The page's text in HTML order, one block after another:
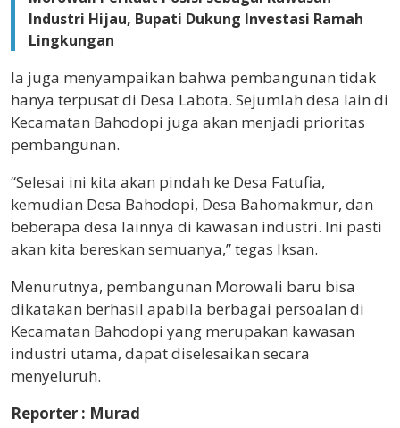
Industri Hijau, Bupati Dukung Investasi Ramah
Lingkungan
Ia juga menyampaikan bahwa pembangunan tidak
hanya terpusat di Desa Labota. Sejumlah desa lain di
Kecamatan Bahodopi juga akan menjadi prioritas
pembangunan.
“Selesai ini kita akan pindah ke Desa Fatufia,
kemudian Desa Bahodopi, Desa Bahomakmur, dan
beberapa desa lainnya di kawasan industri. Ini pasti
akan kita bereskan semuanya,” tegas Iksan.
Menurutnya, pembangunan Morowali baru bisa
dikatakan berhasil apabila berbagai persoalan di
Kecamatan Bahodopi yang merupakan kawasan
industri utama, dapat diselesaikan secara
menyeluruh.
Reporter : Murad